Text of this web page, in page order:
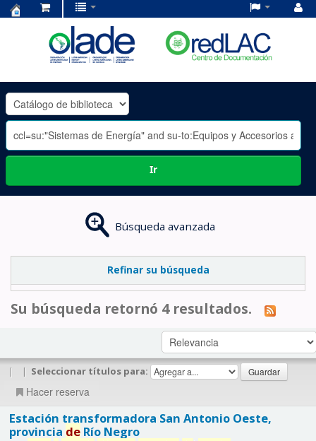
OLADE
-
Ir
Búsqueda avanzada
Refinar su búsqueda
Su búsqueda retornó 4 resultados.
| | Seleccionar títulos para:
Hacer reserva
Estación transformadora San Antonio Oeste,
provincia deRío Negro